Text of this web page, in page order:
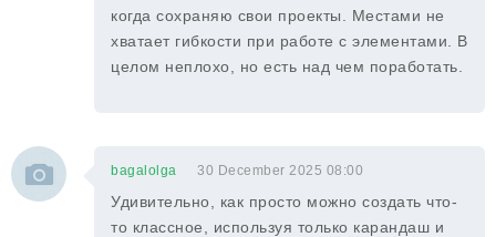
когда сохраняю свои проекты. Местами не
хватает гибкости при работе с элементами. В
целом неплохо, но есть над чем поработать.
bagalolga 30 December 2025 08:00
Удивительно, как просто можно создать что-
то классное, используя только карандаш и